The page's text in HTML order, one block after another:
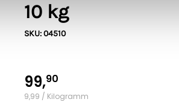
10 kg
SKU: 04510
99,90
9,99 / Kilogramm